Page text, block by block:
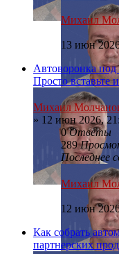
Михаил
13 июн
Автоворонка под
Просто вставьте
Михаил
» 12 июн 2026,
0Ответы
289
Последнее
Михаил
12 июн
Как собрать
партнерских